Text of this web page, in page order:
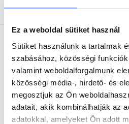
Ez a weboldal sütiket használ
Sütiket használunk a tartalmak
szabásához, közösségi
valamint weboldalforgalmunk
közösségi média-, hirdető- és
megosztjuk az Ön
adatait, akik kombinálhatják az
adatokkal, amelyeket Ön adott
Árlista Összes
Nőgyógyász
4.9
Királyerdei Klinika
Budapest, XXI. kerület,
Következő időpont: